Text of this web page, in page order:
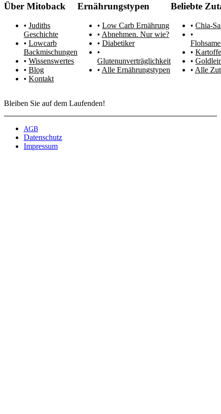
Über Mitoback
Judiths
Geschichte
Lowcarb
Backmischungen
Wissenswertes
Blog
Kontakt
Ernährungstypen
Low Carb Ernährung
Abnehmen. Nur wie?
Diabetiker
Glutenunverträglichkeit
Alle Ernährungstypen
Beliebte
Chia-
Alle
Bleiben Sie auf dem Laufenden!
AGB
Datenschutz
Impressum